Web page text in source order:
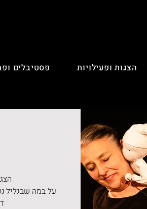
הצגות ופעילויות פסטיבלים
על במה שבגליל